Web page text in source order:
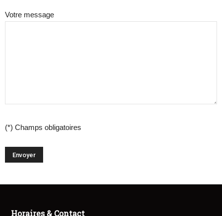
Votre message
(*) Champs obligatoires
Horaires & Contact